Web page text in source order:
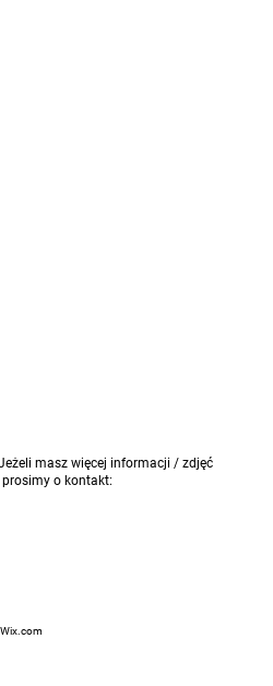
masz więcej informacji / zdjęć
prosimy o kontakt:
Wix.com